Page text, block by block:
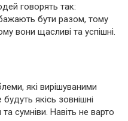
говорять так:
бути разом, тому
вони щасливі та успішні.
які вирішуваними
якісь зовнішні
сумніви. Навіть не варто